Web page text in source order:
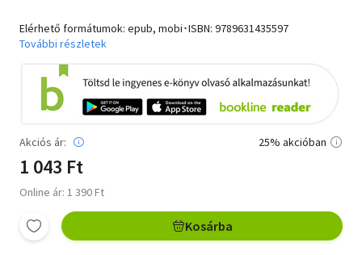
Elérhető formátumok: epub, mobi･ISBN: 9789631435597
További részletek
Akciós ár:
1 043 Ft
Online ár: 1 390 Ft
25% akcióban
Kosárba